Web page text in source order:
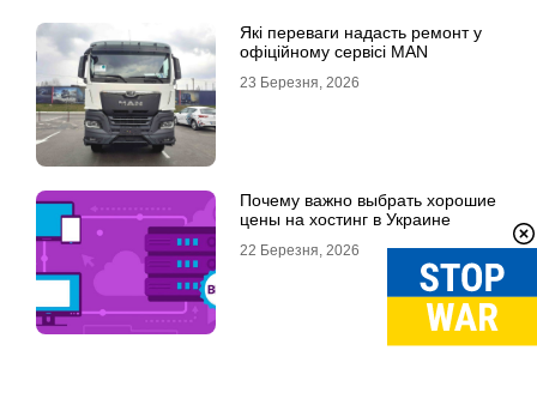
Які переваги надасть ремонт у
офіційному сервісі MAN
23 Березня, 2026
Почему важно выбрать хорошие
цены на хостинг в Украине
22 Березня, 2026